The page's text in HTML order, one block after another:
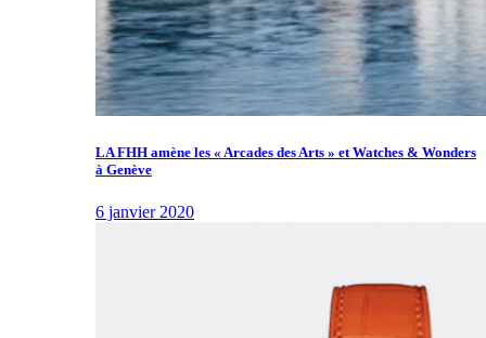
LA FHH amène les « Arcades des Arts » et Watches & Wonders
à Genève
6 janvier 2020